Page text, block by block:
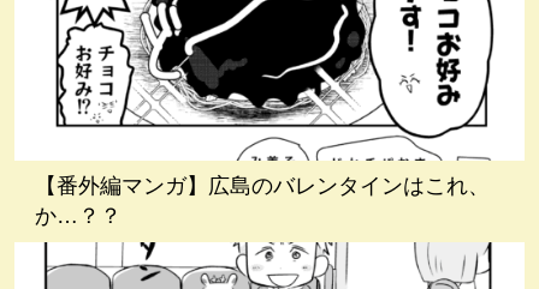
【番外編マンガ】広島のバレンタインはこれ、
か…？？